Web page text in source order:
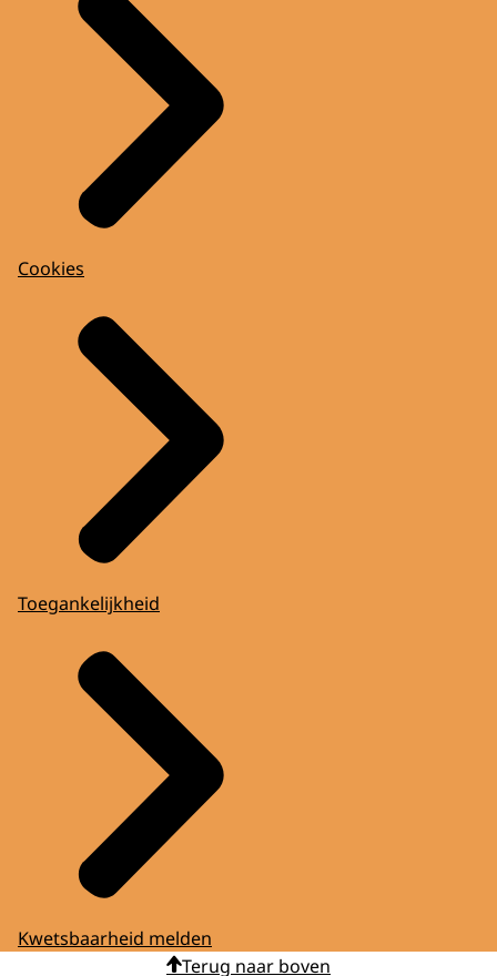
Cookies
Toegankelijkheid
Kwetsbaarheid melden
Terug naar boven